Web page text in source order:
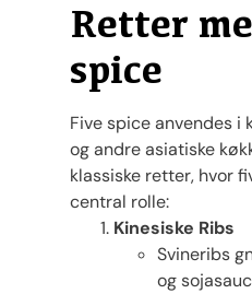
Retter
spice
Five spice anvendes i
og andre asiatiske
klassiske retter, hvor
central rolle:
Kinesiske Ribs
Svineribs
og